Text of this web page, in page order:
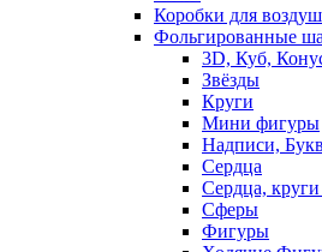
Коробки для
Фольгированные
3D, Куб,
Звёзды
Круги
Мини фигуры
Надписи,
Сердца
Сердца,
Сферы
Фигуры